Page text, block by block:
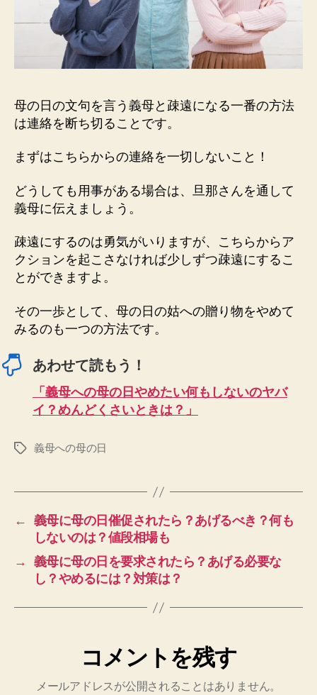
母の日の文句を言う義母と疎遠になる一番の方法
は連絡を断ち切ることです。
まずはこちらからの連絡を一切しないこと！
どうしても用事がある場合は、旦那さんを通して
義母に伝えましょう。
疎遠にするのは勇気がいりますが、こちらからア
クションを起こさなければ少しずつ疎遠にするこ
とができますよ。
その一歩として、母の日の姑への贈り物をやめて
みるのも一つの方法です。
あわせて読もう！
「義母への母の日やめたい何もしないのヤバ
イ？めんどくさいときは？」
タ
義母への母の日
←
義母に母の日催促されたら？あげるべき？何も
しないのは？値段相場も
→
義母に母の日を要求されたら？あげる必要な
し？やめるには？対策は？
コメントを残す
メールアドレスが公開されることはありません。